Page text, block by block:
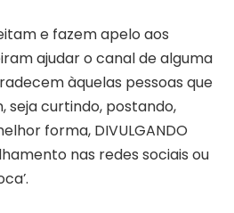
e fazem apelo aos
ajudar o canal de alguma
àquelas pessoas que
seja curtindo, postando,
forma, DIVULGANDO
nas redes sociais ou